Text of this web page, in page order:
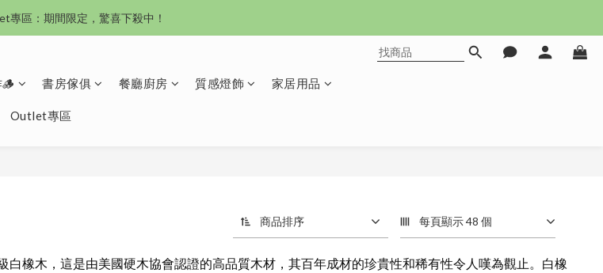
｜想躺就躺，頭等艙到商務艙一次擁有
專區：期間限定，驚喜下殺中！
書房傢俱 餐廳廚房 質感燈飾 家居用品
Outlet專區
商品排序 每頁顯示 48 個
橡木，這是由美國硬木協會認證的高品質木材，其百年成材的珍貴性和稀有性令人嘆為觀止。白橡